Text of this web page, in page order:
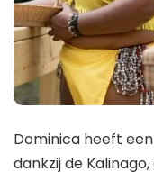
Dominica heeft
dankzij de